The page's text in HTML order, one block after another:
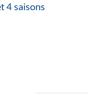
4 saisons